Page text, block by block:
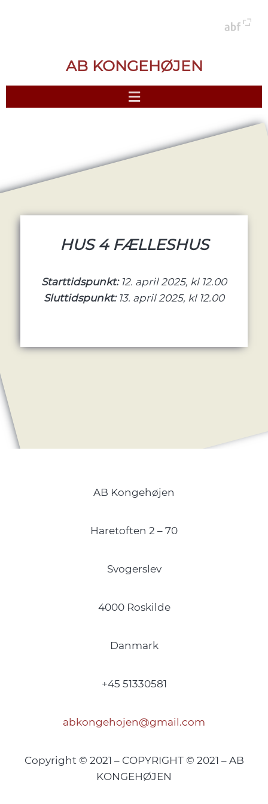
AB KONGEHØJEN
HUS 4 FÆLLESHUS
Starttidspunkt: 12. april 2025, kl 12.00
Sluttidspunkt: 13. april 2025, kl 12.00
AB Kongehøjen
Haretoften 2 – 70
Svogerslev
4000 Roskilde
Danmark
+45 51330581
abkongehojen@gmail.com
Copyright © 2021 – COPYRIGHT © 2021 – AB
KONGEHØJEN